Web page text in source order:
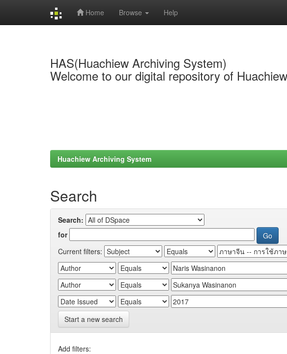
Home Browse Help
HAS(Huachiew Archiving System)
Welcome to our digital repository of
Huachiew Archiving System
Search
Search:
for
Current filters:
Start a new search
Add filters: